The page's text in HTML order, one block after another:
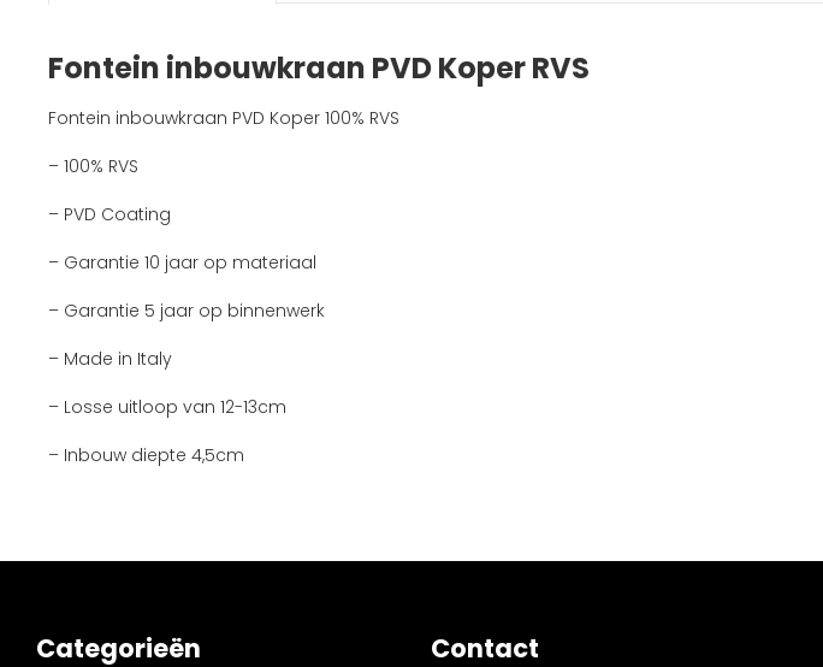
Fontein inbouwkraan PVD Koper RVS
Fontein inbouwkraan PVD Koper 100% RVS
– 100% RVS
– PVD Coating
– Garantie 10 jaar op materiaal
– Garantie 5 jaar op binnenwerk
– Made in Italy
– Losse uitloop van 12-13cm
– Inbouw diepte 4,5cm
Categorieën Contact